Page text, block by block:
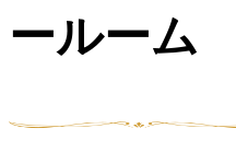
ールーム